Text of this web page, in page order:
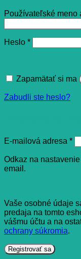
Používateľské meno
Heslo *Povinné
Zapamätať si ma
Zabudli ste heslo?
E-mailová adresa *
Odkaz na
email.
Vaše osobné údaje
predaja na tomto
vášmu účtu a na
ochrany súkromia.
Registrovať sa